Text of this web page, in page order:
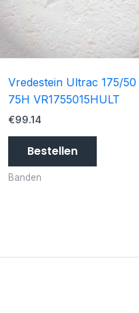
Vredestein Ultrac 175/50
75H VR1755015HULT
€99.14
Bestellen
Banden